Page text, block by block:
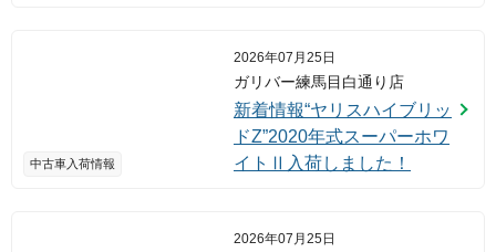
中古車入荷情報
2026年07月25日
ガリバー練馬目白通り店
新着情報“ヤリスハイブリッ
ドZ”2020年式スーパーホワ
イトⅡ入荷しました！
2026年07月25日